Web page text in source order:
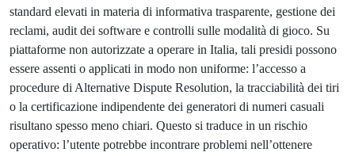
standard elevati in materia di informativa trasparente, gestione dei
reclami, audit dei software e controlli sulle modalità di gioco. Su
piattaforme non autorizzate a operare in Italia, tali presidi possono
essere assenti o applicati in modo non uniforme: l’accesso a
procedure di Alternative Dispute Resolution, la tracciabilità dei tiri
o la certificazione indipendente dei generatori di numeri casuali
risultano spesso meno chiari. Questo si traduce in un rischio
operativo: l’utente potrebbe incontrare problemi nell’ottenere